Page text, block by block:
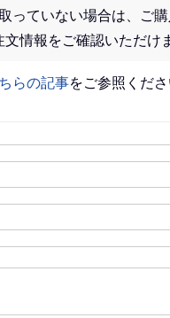
っていない場合は、
情報をご確認いただけ
らの記事をご参照くださ